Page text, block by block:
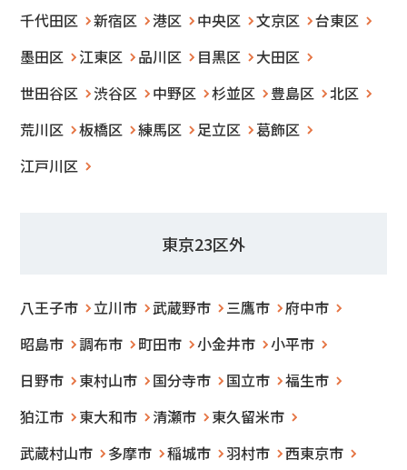
千代田区 新宿区 港区 中央区 文京区
台東区
墨田区
江東区 品川区 目黒区
大田区
世田谷区
渋谷区 中野区 杉並区 豊島区
北区
荒川区
板橋区 練馬区 足立区
葛飾区
江戸川区
東京23区外
八王子市 立川市 武蔵野市 三鷹市
府中市
昭島市
調布市 町田市 小金井市
小平市
日野市
東村山市 国分寺市 国立市
福生市
狛江市
東大和市 清瀬市
東久留米市
武蔵村山市
多摩市 稲城市 羽村市 西東京市